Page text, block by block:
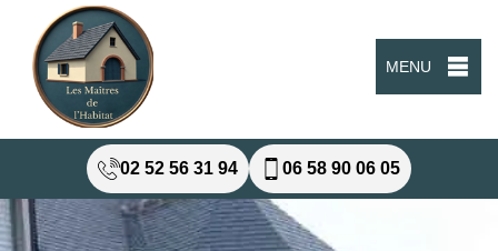
MENU
02 52 56 31 94 06 58 90 06 05